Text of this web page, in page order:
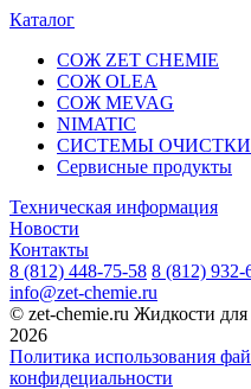
Каталог
СОЖ ZET CHEMIE
СОЖ OLEA
СОЖ MEVAG
NIMATIC
СИСТЕМЫ
Сервисные продукты
Техническая информация
Новости
Контакты
8 (812) 448-75-58 8 (812) 932-
info@zet-chemie.ru
© zet-chemie.ru Жидкости для
2026
Политика использования
конфидециальности